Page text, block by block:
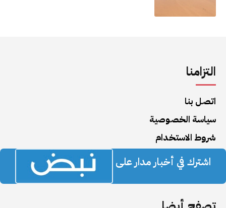
التزامنا
اتصل بنا
سياسة الخصوصية
شروط الاستخدام
اشترك في أخبار مدار على